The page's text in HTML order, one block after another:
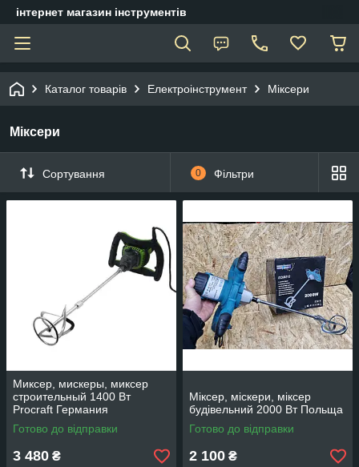
інтернет магазин інструментів
Каталог товарів Електроінструмент Міксери
Міксери
Сортування 0 Фільтри
Миксер, мискеры, миксер
строительный 1400 Вт
Procraft Германия
Готово до відправки
3 480 ₴
Міксер, міскери, міксер
будівельний 2000 Вт Польща
Готово до відправки
2 100 ₴